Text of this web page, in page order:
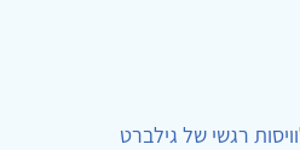
רגשי של גילברט